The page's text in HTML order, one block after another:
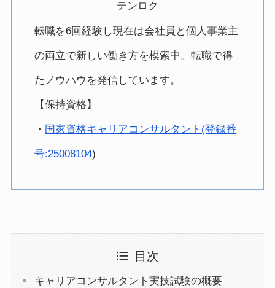
テンロク
転職を6回経験し現在は会社員と個人事業主
の両立で新しい働き方を模索中。転職で得
たノウハウを発信しています。
【保持資格】
・ 国家資格キャリアコンサルタント(登録番
号:25008104)
目次
キャリアコンサルタント実技試験の概要